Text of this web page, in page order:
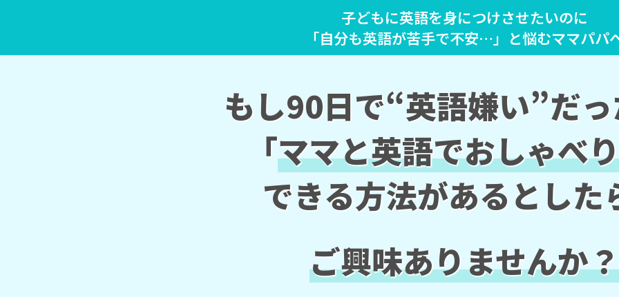
子どもに英語を身につけさせたいのに
「自分も英語が苦手で不安…」と悩むママパパ
もし90日で“英語嫌い”だ
「ママと英語でおしゃべ
できる方法があるとし
ご興味ありませんか？